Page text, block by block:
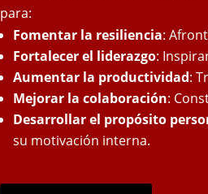
para:
Fomentar la resiliencia:
Fortalecer el liderazgo:
Aumentar la productividad:
Mejorar la colaboración:
Desarrollar el propósito
su motivación interna.